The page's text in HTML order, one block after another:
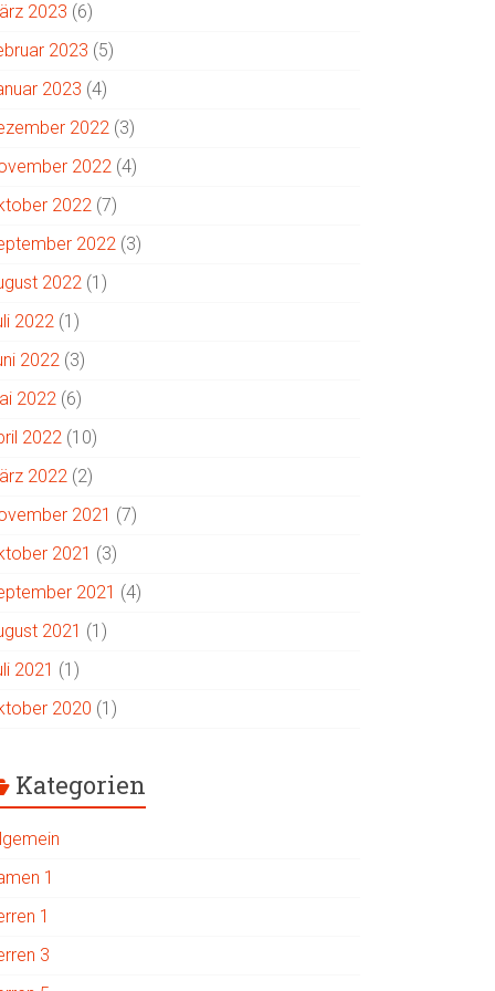
2023 (6)
2023 (5)
2023 (4)
2022 (3)
2022 (4)
2022 (7)
2022 (3)
2022 (1)
2022 (1)
2022 (3)
2022 (6)
2022 (10)
2022 (2)
2021 (7)
2021 (3)
2021 (4)
2021 (1)
2021 (1)
2020 (1)
Kategorien
1
1
3